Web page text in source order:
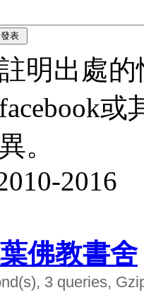
發表
明出處
。
2016
佛教書舍
3 queries,